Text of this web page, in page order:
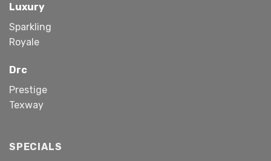
Luxury
Sparkling
Royale
Drc
Prestige
Texway
SPECIALS